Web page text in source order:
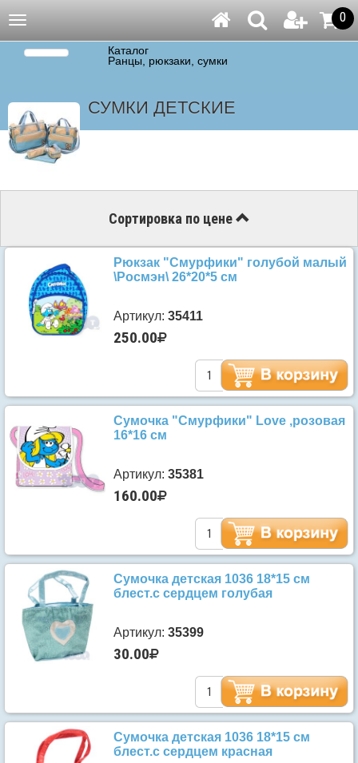
Навигация 0
Каталог
Ранцы, рюкзаки, сумки
СУМКИ ДЕТСКИЕ
Сортировка по цене
Рюкзак "Смурфики" голубой малый
\Росмэн\ 26*20*5 см
Артикул: 35411
250.00
Сумочка "Смурфики" Love ,розовая
16*16 см
Артикул: 35381
160.00
Сумочка детская 1036 18*15 см
блест.с сердцем голубая
Артикул: 35399
30.00
Сумочка детская 1036 18*15 см
блест.с сердцем красная